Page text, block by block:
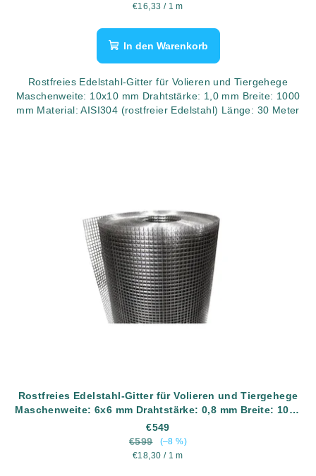
Verkaufspreis:
€16,33 / 1 m
In den Warenkorb
Rostfreies Edelstahl-Gitter für Volieren und Tiergehege
Maschenweite: 10x10 mm Drahtstärke: 1,0 mm Breite: 1000
mm Material: AISI304 (rostfreier Edelstahl) Länge: 30 Meter
Rostfreies Edelstahl-Gitter für Volieren und Tiergehege
Maschenweite: 6x6 mm Drahtstärke: 0,8 mm Breite: 1000
mm Material: AISI304 (rostfreier Edelstahl) Länge: 30
Meter
€549
€599
(–8 %)
Verkaufspreis:
€18,30 / 1 m